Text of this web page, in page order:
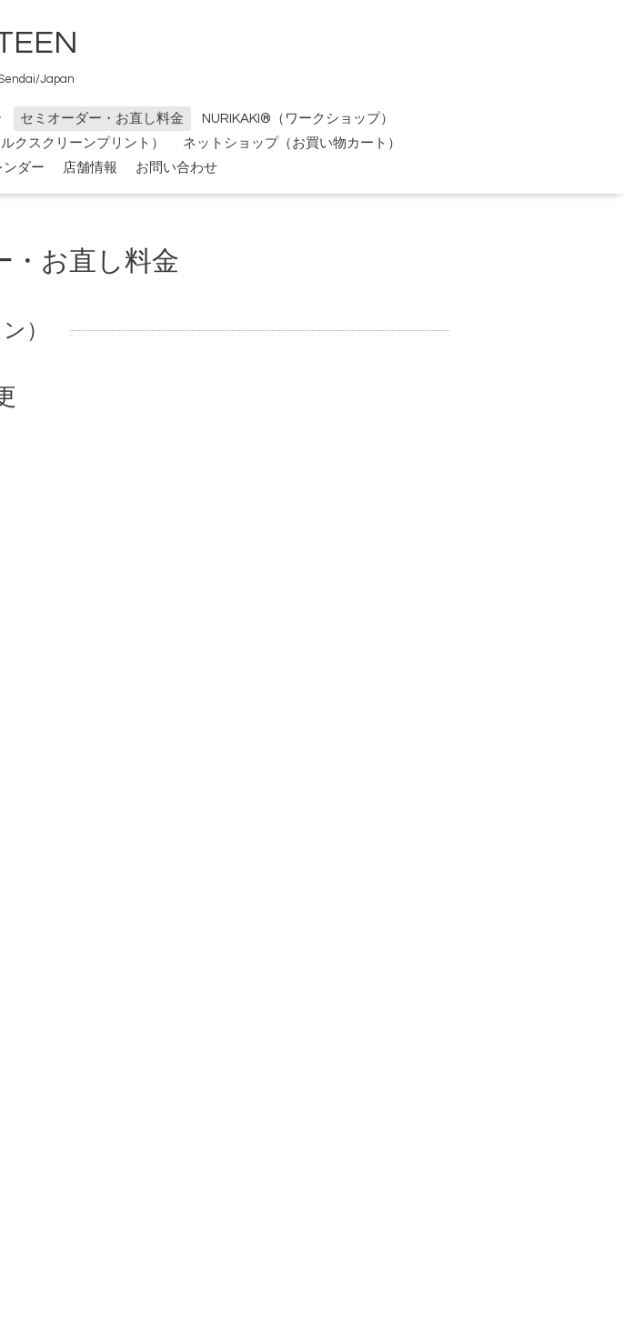
Japan
セミオーダー・お直し料金
NURIKAKI®（ワークショップ）
クスクリーンプリント）
ネットショップ（お買い物カート）
ンダー 店舗情報 お問い合わせ
・お直し料金
）